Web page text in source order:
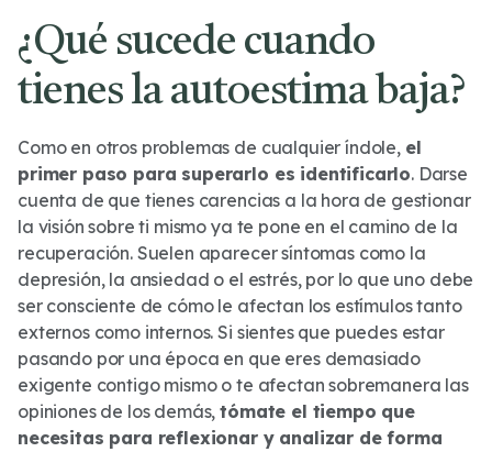
¿Qué sucede cuando
tienes la autoestima baja?
Como en otros problemas de cualquier índole, el
primer paso para superarlo es identificarlo. Darse
cuenta de que tienes carencias a la hora de gestionar
la visión sobre ti mismo ya te pone en el camino de la
recuperación. Suelen aparecer síntomas como la
depresión, la ansiedad o el estrés, por lo que uno debe
ser consciente de cómo le afectan los estímulos tanto
externos como internos. Si sientes que puedes estar
pasando por una época en que eres demasiado
exigente contigo mismo o te afectan sobremanera las
opiniones de los demás,tómate el tiempo que
necesitas para reflexionar y analizar de forma